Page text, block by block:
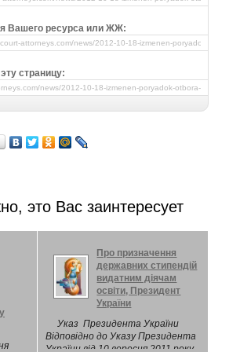
Вашего ресурса или ЖЖ:
страницу:
это Вас заинтересует
Про призначення
державних стипендій
видатним діячам
освіти, Президент
України
Указ Президента України
Відповідно до Указу Президента
України від 10 вересня 2011 року